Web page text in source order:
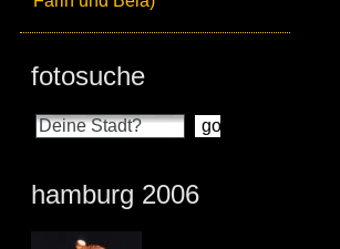
fotosuche
hamburg 2006